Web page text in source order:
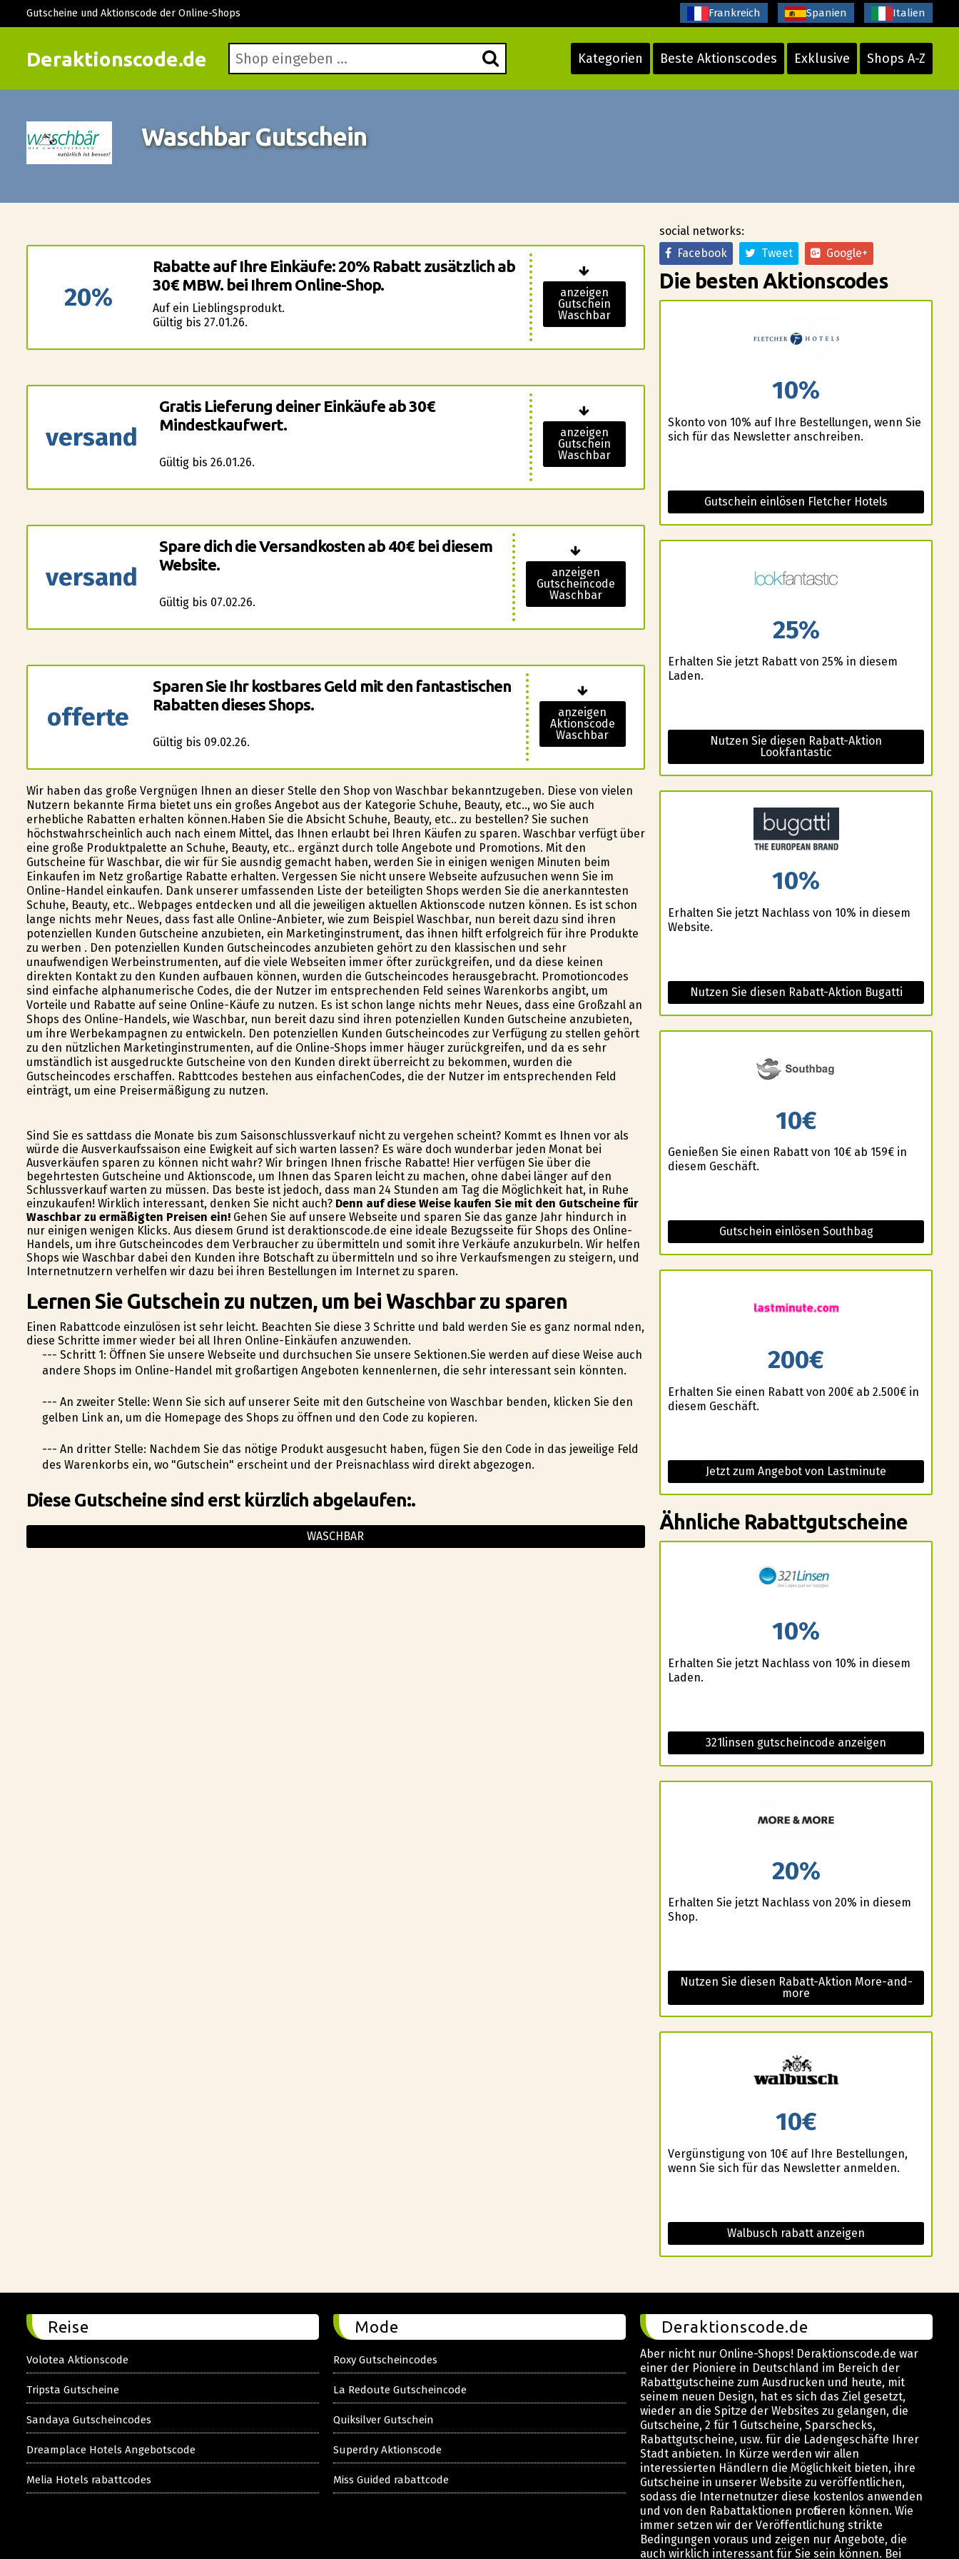
Deraktionscode.de Kategorien Beste Aktionscodes Exklusive Shops A-Z
Gutscheine und Aktionscode der Online-Shops Frankreich Spanien Italien
Waschbar Gutschein
20%
Rabatte auf Ihre Einkäufe: 20% Rabatt zusätzlich ab
30€ MBW. bei Ihrem Online-Shop.
Auf ein Lieblingsprodukt.
Gültig bis 27.01.26.
anzeigen
Gutschein
Waschbar
versand
Gratis Lieferung deiner Einkäufe ab 30€
Mindestkaufwert.
Gültig bis 26.01.26.
anzeigen
Gutschein
Waschbar
versand
Spare dich die Versandkosten ab 40€ bei diesem
Website.
Gültig bis 07.02.26.
anzeigen
Gutscheincode
Waschbar
offerte
Sparen Sie Ihr kostbares Geld mit den fantastischen
Rabatten dieses Shops.
Gültig bis 09.02.26.
anzeigen
Aktionscode
Waschbar
Wir haben das große Vergnügen Ihnen an dieser Stelle den Shop von Waschbar bekanntzugeben. Diese von vielen
Nutzern bekannte Firma bietet uns ein großes Angebot aus der Kategorie Schuhe, Beauty, etc.., wo Sie auch
erhebliche Rabatten erhalten können.Haben Sie die Absicht Schuhe, Beauty, etc.. zu bestellen? Sie suchen
höchstwahrscheinlich auch nach einem Mittel, das Ihnen erlaubt bei Ihren Käufen zu sparen. Waschbar verfügt über
eine große Produktpalette an Schuhe, Beauty, etc.. ergänzt durch tolle Angebote und Promotions. Mit den
Gutscheine für Waschbar, die wir für Sie ausfindig gemacht haben, werden Sie in einigen wenigen Minuten beim
Einkaufen im Netz großartige Rabatte erhalten. Vergessen Sie nicht unsere Webseite aufzusuchen wenn Sie im
Online-Handel einkaufen. Dank unserer umfassenden Liste der beteiligten Shops werden Sie die anerkanntesten
Schuhe, Beauty, etc.. Webpages entdecken und all die jeweiligen aktuellen Aktionscode nutzen können. Es ist schon
lange nichts mehr Neues, dass fast alle Online-Anbieter, wie zum Beispiel Waschbar, nun bereit dazu sind ihren
potenziellen Kunden Gutscheine anzubieten, ein Marketinginstrument, das ihnen hilft erfolgreich für ihre Produkte
zu werben . Den potenziellen Kunden Gutscheincodes anzubieten gehört zu den klassischen und sehr
unaufwendigen Werbeinstrumenten, auf die viele Webseiten immer öfter zurückgreifen, und da diese keinen
direkten Kontakt zu den Kunden aufbauen können, wurden die Gutscheincodes herausgebracht. Promotioncodes
sind einfache alphanumerische Codes, die der Nutzer im entsprechenden Feld seines Warenkorbs angibt, um
Vorteile und Rabatte auf seine Online-Käufe zu nutzen. Es ist schon lange nichts mehr Neues, dass eine Großzahl an
Shops des Online-Handels, wie Waschbar, nun bereit dazu sind ihren potenziellen Kunden Gutscheine anzubieten,
um ihre Werbekampagnen zu entwickeln. Den potenziellen Kunden Gutscheincodes zur Verfügung zu stellen gehört
zu den nützlichen Marketinginstrumenten, auf die Online-Shops immer häufiger zurückgreifen, und da es sehr
umständlich ist ausgedruckte Gutscheine von den Kunden direkt überreicht zu bekommen, wurden die
Gutscheincodes erschaffen. Rabttcodes bestehen aus einfachenCodes, die der Nutzer im entsprechenden Feld
einträgt, um eine Preisermäßigung zu nutzen.
Sind Sie es sattdass die Monate bis zum Saisonschlussverkauf nicht zu vergehen scheint? Kommt es Ihnen vor als
würde die Ausverkaufssaison eine Ewigkeit auf sich warten lassen? Es wäre doch wunderbar jeden Monat bei
Ausverkäufen sparen zu können nicht wahr? Wir bringen Ihnen frische Rabatte! Hier verfügen Sie über die
begehrtesten Gutscheine und Aktionscode, um Ihnen das Sparen leicht zu machen, ohne dabei länger auf den
Schlussverkauf warten zu müssen. Das beste ist jedoch, dass man 24 Stunden am Tag die Möglichkeit hat, in Ruhe
einzukaufen! Wirklich interessant, denken Sie nicht auch? Denn auf diese Weise kaufen Sie mit den Gutscheine für
Waschbar zu ermäßigten Preisen ein!Gehen Sie auf unsere Webseite und sparen Sie das ganze Jahr hindurch in
nur einigen wenigen Klicks. Aus diesem Grund ist deraktionscode.de eine ideale Bezugsseite für Shops des Online-
Handels, um ihre Gutscheincodes dem Verbraucher zu übermitteln und somit ihre Verkäufe anzukurbeln. Wir helfen
Shops wie Waschbar dabei den Kunden ihre Botschaft zu übermitteln und so ihre Verkaufsmengen zu steigern, und
Internetnutzern verhelfen wir dazu bei ihren Bestellungen im Internet zu sparen.
Lernen Sie Gutschein zu nutzen, um bei Waschbar zu sparen
Einen Rabattcode einzulösen ist sehr leicht. Beachten Sie diese 3 Schritte und bald werden Sie es ganz normal finden,
diese Schritte immer wieder bei all Ihren Online-Einkäufen anzuwenden.
--- Schritt 1: Öffnen Sie unsere Webseite und durchsuchen Sie unsere Sektionen.Sie werden auf diese Weise auch
andere Shops im Online-Handel mit großartigen Angeboten kennenlernen, die sehr interessant sein könnten.
--- An zweiter Stelle: Wenn Sie sich auf unserer Seite mit den Gutscheine von Waschbar befinden, klicken Sie den
gelben Link an, um die Homepage des Shops zu öffnen und den Code zu kopieren.
--- An dritter Stelle: Nachdem Sie das nötige Produkt ausgesucht haben, fügen Sie den Code in das jeweilige Feld
des Warenkorbs ein, wo "Gutschein" erscheint und der Preisnachlass wird direkt abgezogen.
Diese Gutscheine sind erst kürzlich abgelaufen:.
WASCHBAR
social networks:
Facebook
Tweet Google+
Die besten Aktionscodes
10%
Skonto von 10% auf Ihre Bestellungen, wenn Sie
sich für das Newsletter anschreiben.
Gutschein einlösen Fletcher Hotels
25%
Erhalten Sie jetzt Rabatt von 25% in diesem
Laden.
Nutzen Sie diesen Rabatt-Aktion
Lookfantastic
10%
Erhalten Sie jetzt Nachlass von 10% in diesem
Website.
Nutzen Sie diesen Rabatt-Aktion Bugatti
10€
Genießen Sie einen Rabatt von 10€ ab 159€ in
diesem Geschäft.
Gutschein einlösen Southbag
200€
Erhalten Sie einen Rabatt von 200€ ab 2.500€ in
diesem Geschäft.
Jetzt zum Angebot von Lastminute
Ähnliche Rabattgutscheine
10%
Erhalten Sie jetzt Nachlass von 10% in diesem
Laden.
321linsen gutscheincode anzeigen
20%
Erhalten Sie jetzt Nachlass von 20% in diesem
Shop.
Nutzen Sie diesen Rabatt-Aktion More-and-
more
10€
Vergünstigung von 10€ auf Ihre Bestellungen,
wenn Sie sich für das Newsletter anmelden.
Walbusch rabatt anzeigen
Reise
Volotea Aktionscode
Tripsta Gutscheine
Sandaya Gutscheincodes
Dreamplace Hotels Angebotscode
Melia Hotels rabattcodes
Mode
Roxy Gutscheincodes
La Redoute Gutscheincode
Quiksilver Gutschein
Superdry Aktionscode
Miss Guided rabattcode
Deraktionscode.de
Aber nicht nur Online-Shops! Deraktionscode.de war
einer der Pioniere in Deutschland im Bereich der
Rabattgutscheine zum Ausdrucken und heute, mit
seinem neuen Design, hat es sich das Ziel gesetzt,
wieder an die Spitze der Websites zu gelangen, die
Gutscheine, 2 für 1 Gutscheine, Sparschecks,
Rabattgutscheine, usw. für die Ladengeschäfte Ihrer
Stadt anbieten. In Kürze werden wir allen
interessierten Händlern die Möglichkeit bieten, ihre
Gutscheine in unserer Website zu veröffentlichen,
sodass die Internetnutzer diese kostenlos anwenden
und von den Rabattaktionen profitieren können. Wie
immer setzen wir der Veröffentlichung strikte
Bedingungen voraus und zeigen nur Angebote, die
auch wirklich interessant für Sie sein können. Bei